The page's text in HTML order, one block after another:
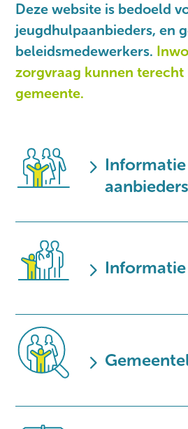
Deze website is bedoeld
jeugdhulpaanbieders, en
beleidsmedewerkers.
zorgvraag kunnen terecht
gemeente.
5
aanbieders
5
5